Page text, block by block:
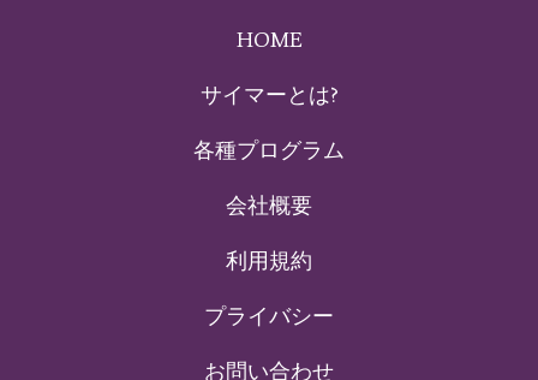
HOME
サイマーとは?
各種プログラム
会社概要
利用規約
プライバシー
お問い合わせ